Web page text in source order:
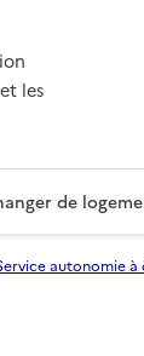
les
de
autonomie